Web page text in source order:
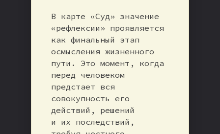
В карте «Суд» значение
«рефлексии» проявляется
как финальный этап
осмысления жизненного
пути. Это момент, когда
перед человеком
предстает вся
совокупность его
действий, решений
и их последствий,